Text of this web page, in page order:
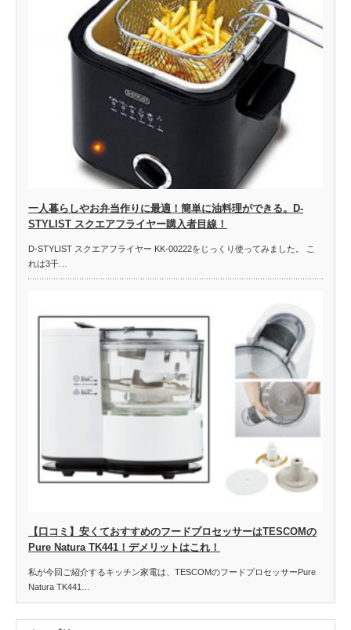
一人暮らしやお弁当作りに最適！簡単に油料理ができる。D-
STYLIST スクエアフライヤー購入者目線！
D-STYLIST スクエアフライヤー KK-00222をじっくり使ってみました。 こ
れは3千…
【口コミ】安くておすすめのフードプロセッサーはTESCOMの
Pure Natura TK441！デメリットはこれ！
私が今回ご紹介するキッチン家電は、TESCOMのフードプロセッサーPure
Natura TK441…